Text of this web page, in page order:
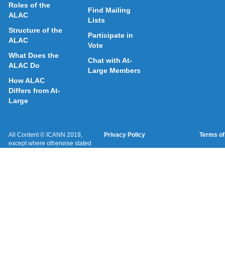
Roles of the
ALAC
Structure of the
ALAC
What Does the
ALAC Do
How ALAC
Differs from At-
Large
Find Mailing
Lists
Participate in
Vote
Chat with At-
Large Members
All Content © ICANN 2019,
except where otherwise stated
Privacy Policy Terms